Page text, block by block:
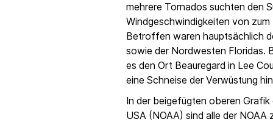
mehrere Tornados suchten den
Windgeschwindigkeiten von
Betroffen waren hauptsächlich
sowie der Nordwesten Floridas.
es den Ort Beauregard in Lee
eine Schneise der Verwüstung
In der beigefügten oberen
USA (NOAA) sind alle der